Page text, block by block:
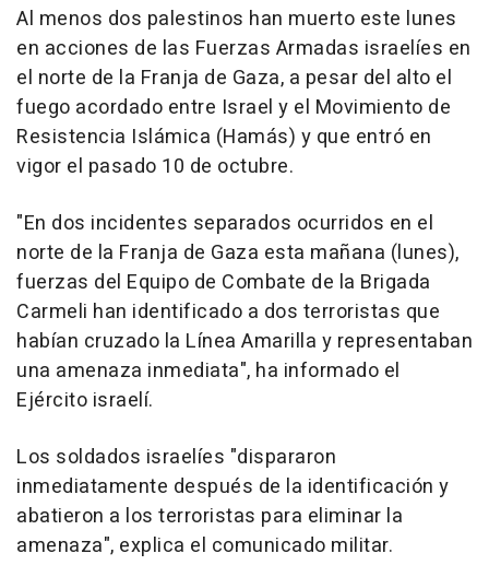
Al menos dos palestinos han muerto este lunes
en acciones de las Fuerzas Armadas israelíes en
el norte de la Franja de Gaza, a pesar del alto el
fuego acordado entre Israel y el Movimiento de
Resistencia Islámica (Hamás) y que entró en
vigor el pasado 10 de octubre.
"En dos incidentes separados ocurridos en el
norte de la Franja de Gaza esta mañana (lunes),
fuerzas del Equipo de Combate de la Brigada
Carmeli han identificado a dos terroristas que
habían cruzado la Línea Amarilla y representaban
una amenaza inmediata", ha informado el
Ejército israelí.
Los soldados israelíes "dispararon
inmediatamente después de la identificación y
abatieron a los terroristas para eliminar la
amenaza", explica el comunicado militar.